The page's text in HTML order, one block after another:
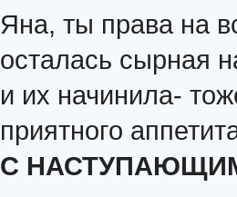
Яна, ты права на
осталась сырная
и их начинила-
приятного
С